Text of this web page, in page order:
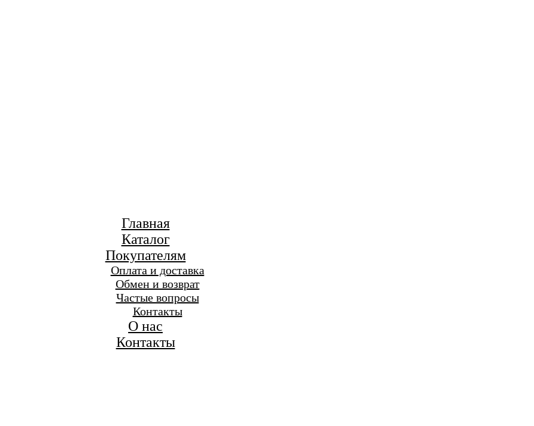
Главная
Каталог
Покупателям
Оплата и доставка
Обмен и возврат
Частые вопросы
Контакты
О нас
Контакты